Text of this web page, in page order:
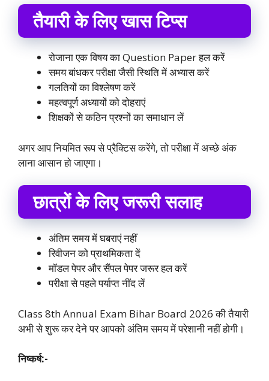
तैयारी के लिए खास टिप्स
रोजाना एक विषय का Question Paper हल करें
समय बांधकर परीक्षा जैसी स्थिति में अभ्यास करें
गलतियों का विश्लेषण करें
महत्वपूर्ण अध्यायों को दोहराएं
शिक्षकों से कठिन प्रश्नों का समाधान लें
अगर आप नियमित रूप से प्रैक्टिस करेंगे, तो परीक्षा में अच्छे अंक
लाना आसान हो जाएगा।
छात्रों के लिए जरूरी सलाह
अंतिम समय में घबराएं नहीं
रिवीजन को प्राथमिकता दें
मॉडल पेपर और सैंपल पेपर जरूर हल करें
परीक्षा से पहले पर्याप्त नींद लें
Class 8th Annual Exam Bihar Board 2026 की तैयारी
अभी से शुरू कर देने पर आपको अंतिम समय में परेशानी नहीं होगी।
निष्कर्ष:-